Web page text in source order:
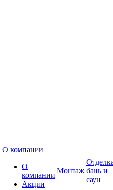
О компании
О
компании
Акции
Монтаж бань и
саун